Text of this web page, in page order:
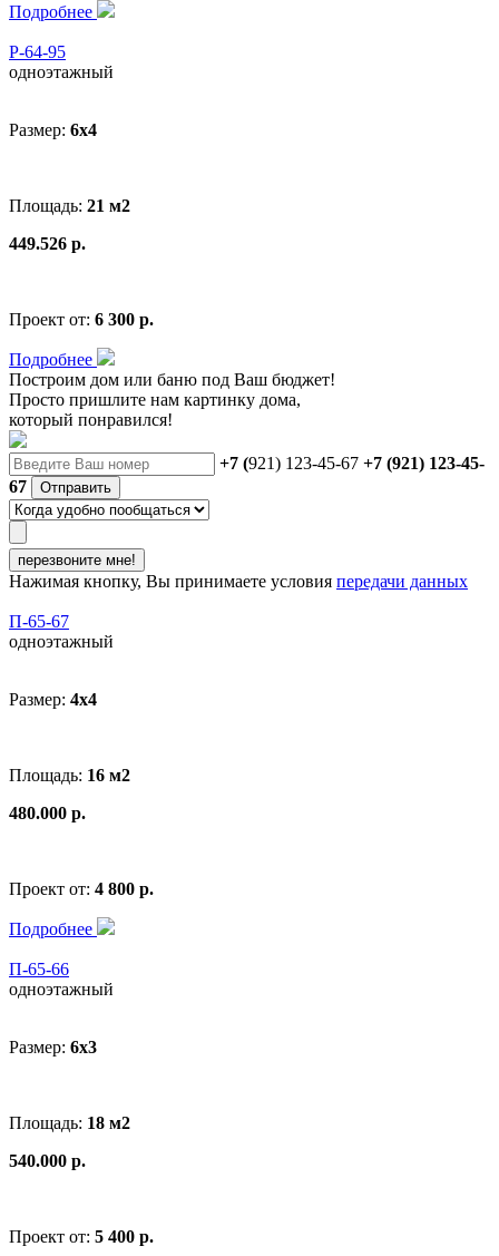
Подробнее
Р-64-95
одноэтажный
Размер: 6x4
Площадь: 21 м2
449.526 р.
Проект от: 6 300 р.
Подробнее
Построим дом или баню под Ваш бюджет!
Просто пришлите нам картинку дома,
который понравился!
+7 (921) 123-45-67 +7 (921) 123-45-
67
Отправить
перезвоните мне!
Нажимая кнопку, Вы принимаете условия передачи данных
П-65-67
одноэтажный
Размер: 4x4
Площадь: 16 м2
480.000 р.
Проект от: 4 800 р.
Подробнее
П-65-66
одноэтажный
Размер: 6x3
Площадь: 18 м2
540.000 р.
Проект от: 5 400 р.